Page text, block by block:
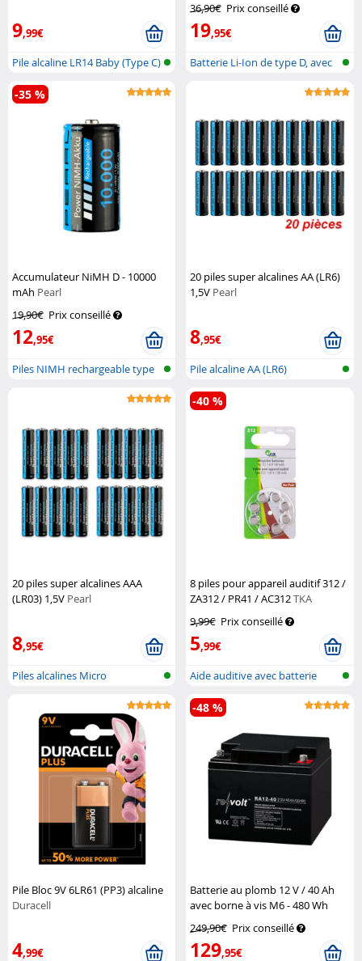
9,99€
Pile alcaline LR14 Baby (Type C)
36,90€ Prix conseillé
19,95€
Batterie Li-Ion de type D, avec
Accumulateur NiMH D - 10000
mAh Pearl
19,90€ Prix conseillé
12,95€
-35 %
Piles NIMH rechargeable type
20 piles super alcalines AA (LR6)
1,5V Pearl
8,95€
Pile alcaline AA (LR6)
20 piles super alcalines AAA
(LR03) 1,5V Pearl
8,95€
Piles alcalines Micro
8 piles pour appareil auditif 312 /
ZA312 / PR41 / AC312TKA
9,99€ Prix conseillé
5,99€
-40 %
Aide auditive avec batterie
Pile Bloc 9V 6LR61 (PP3) alcaline
Duracell
4,99€
Batterie au plomb 12 V / 40 Ah
avec borne à vis M6 - 480 Wh
249,90€ Prix conseillé
129,95€
-48 %